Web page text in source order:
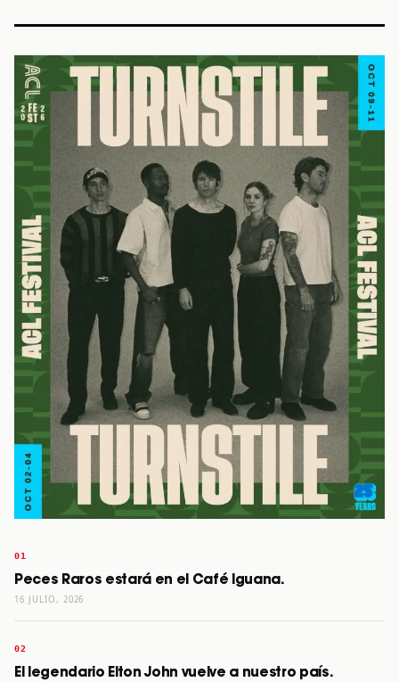
Peces Raros estará en el Café Iguana.
16 JULIO, 2026
El legendario Elton John vuelve a nuestro país.